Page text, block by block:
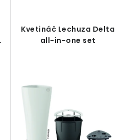
Kvetináč Lechuza Delta
all-in-one set